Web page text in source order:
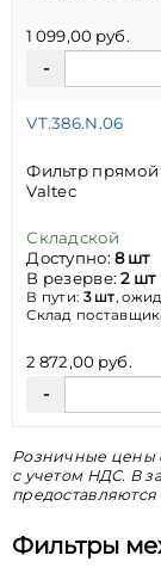
1 099,00 руб.
VT.386.N.06
Фильтр прямой
Valtec
Складской
Доступно:8 шт
В резерве:2 шт
В пути: 3 шт,
Склад
2 872,00 руб.
Розничные цены
с учетом НДС. В
предоставляются
Фильтры